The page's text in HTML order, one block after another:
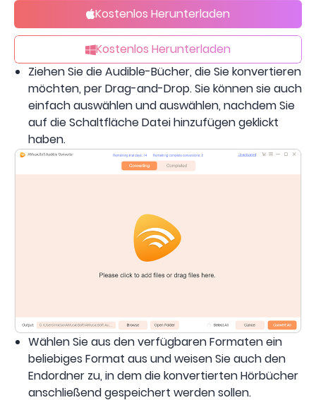
Kostenlos Herunterladen
Kostenlos Herunterladen
Ziehen Sie die Audible-Bücher, die Sie konvertieren
möchten, per Drag-and-Drop. Sie können sie auch
einfach auswählen und auswählen, nachdem Sie
auf die Schaltfläche Datei hinzufügen geklickt
haben.
Wählen Sie aus den verfügbaren Formaten ein
beliebiges Format aus und weisen Sie auch den
Endordner zu, in dem die konvertierten Hörbücher
anschließend gespeichert werden sollen.